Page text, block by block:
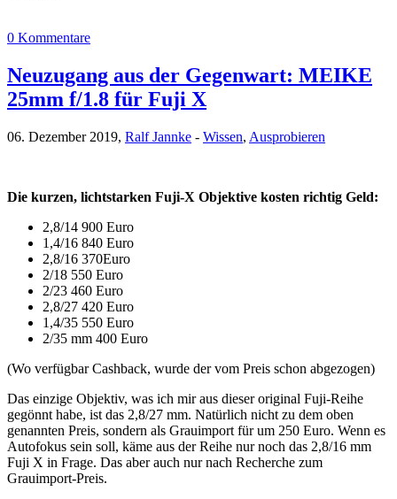
0 Kommentare
Neuzugang aus der Gegenwart: MEIKE
25mm f/1.8 für Fuji X
06. Dezember 2019, Ralf Jannke - Wissen, Ausprobieren
Die kurzen, lichtstarken Fuji-X Objektive kosten richtig Geld:
2,8/14 900 Euro
1,4/16 840 Euro
2,8/16 370Euro
2/18 550 Euro
2/23 460 Euro
2,8/27 420 Euro
1,4/35 550 Euro
2/35 mm 400 Euro
(Wo verfügbar Cashback, wurde der vom Preis schon abgezogen)
Das einzige Objektiv, was ich mir aus dieser original Fuji-Reihe
gegönnt habe, ist das 2,8/27 mm. Natürlich nicht zu dem oben
genannten Preis, sondern als Grauimport für um 250 Euro. Wenn es
Autofokus sein soll, käme aus der Reihe nur noch das 2,8/16 mm
Fuji X in Frage. Das aber auch nur nach Recherche zum
Grauimport-Preis.